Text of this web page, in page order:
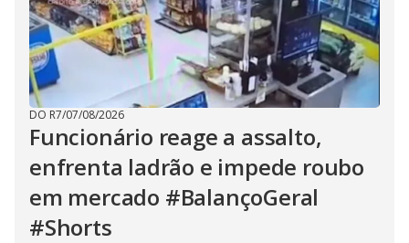
DO R7/07/08/2026
Funcionário reage a assalto,
enfrenta ladrão e impede roubo
em mercado #BalançoGeral
#Shorts